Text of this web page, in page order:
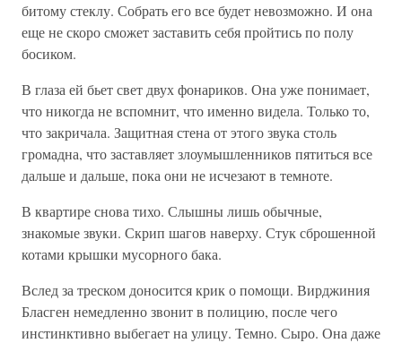
битому стеклу. Собрать его все будет невозможно. И она
еще не скоро сможет заставить себя пройтись по полу
босиком.
В глаза ей бьет свет двух фонариков. Она уже понимает,
что никогда не вспомнит, что именно видела. Только то,
что закричала. Защитная стена от этого звука столь
громадна, что заставляет злоумышленников пятиться все
дальше и дальше, пока они не исчезают в темноте.
В квартире снова тихо. Слышны лишь обычные,
знакомые звуки. Скрип шагов наверху. Стук сброшенной
котами крышки мусорного бака.
Вслед за треском доносится крик о помощи. Вирджиния
Бласген немедленно звонит в полицию, после чего
инстинктивно выбегает на улицу. Темно. Сыро. Она даже